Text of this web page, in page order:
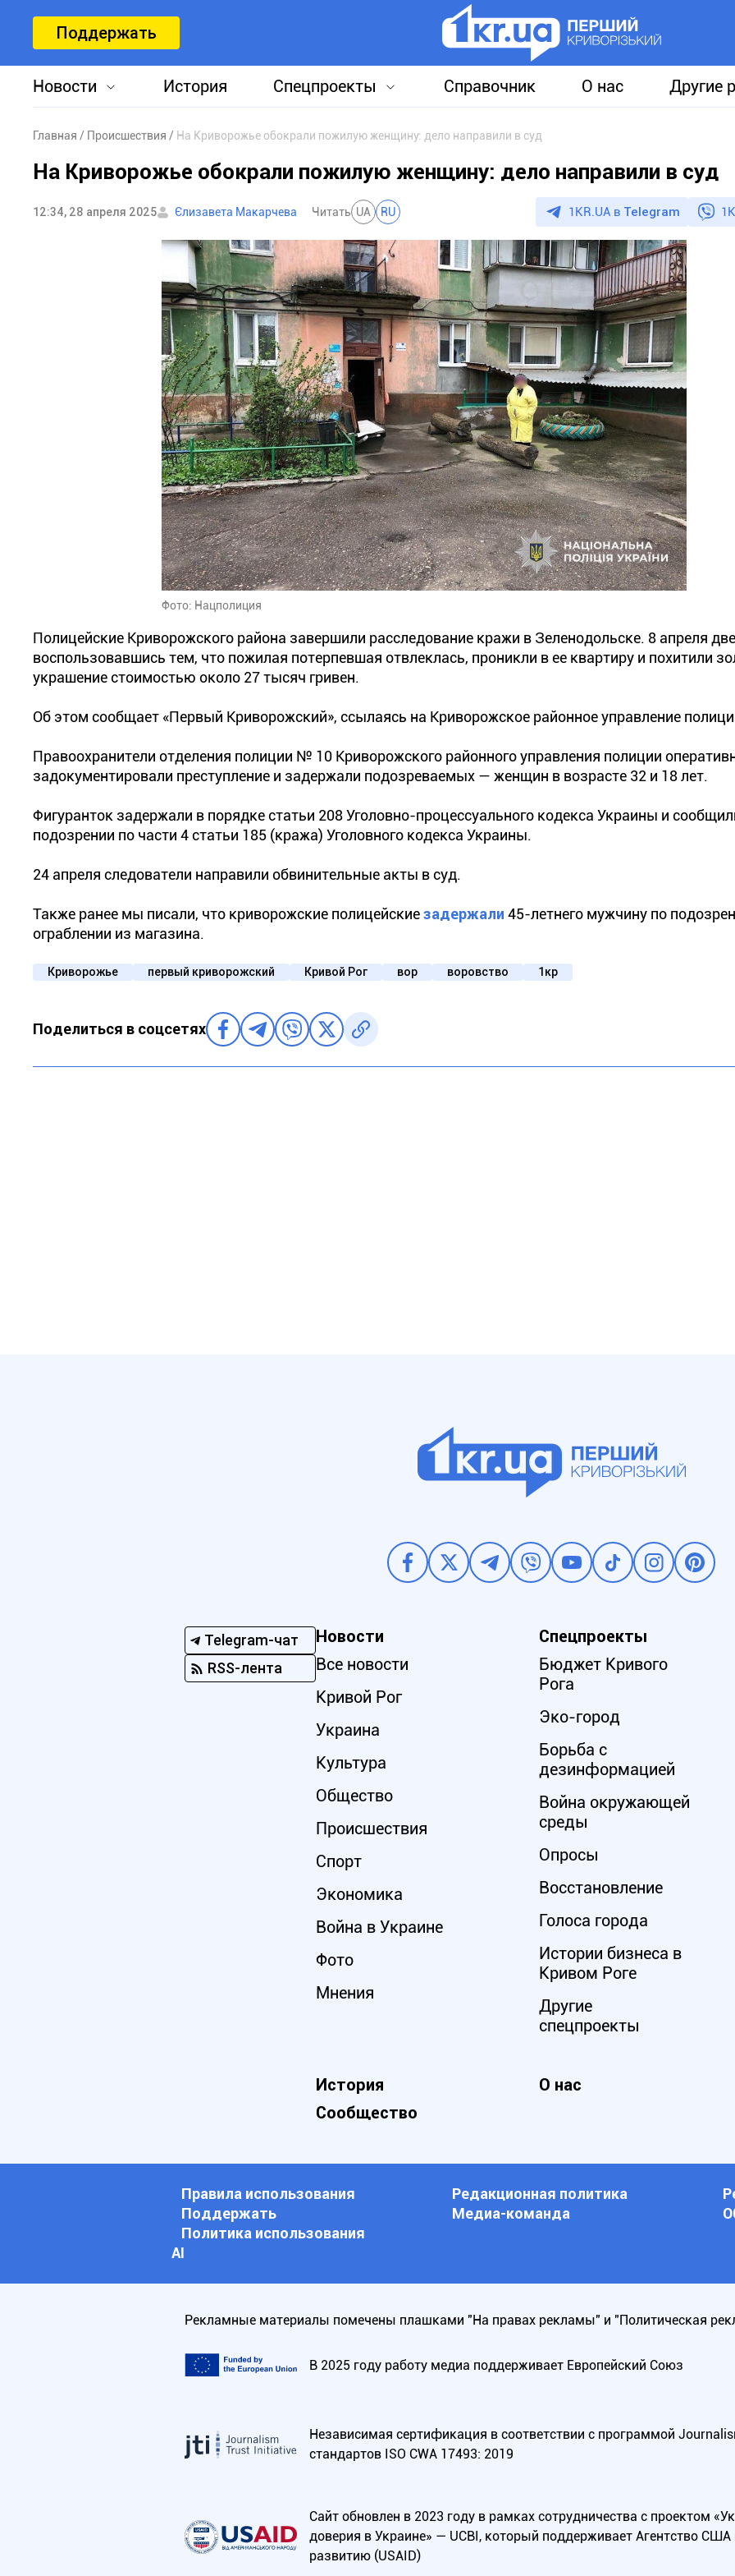
Поддержать
Новости История Спецпроекты Справочник О нас Другие
Главная Происшествия На Криворожье обокрали пожилую женщину: дело направили в суд
На Криворожье обокрали пожилую женщину: дело направили в суд
12:34, 28 апреля 2025 Єлизавета Макарчева Читать UA RU 1KR.UA в Telegram
Фото: Нацполиция
Полицейские Криворожского района завершили расследование кражи в Зеленодольске. 8 апреля
воспользовавшись тем, что пожилая потерпевшая отвлеклась, проникли в ее квартиру и похитили
украшение стоимостью около 27 тысяч гривен.
Об этом сообщает «Первый Криворожский», ссылаясь на Криворожское районное управление
Правоохранители отделения полиции № 10 Криворожского районного управления полиции
задокументировали преступление и задержали подозреваемых — женщин в возрасте 32 и 18 лет.
Фигуранток задержали в порядке статьи 208 Уголовно-процессуального кодекса Украины и
подозрении по части 4 статьи 185 (кража) Уголовного кодекса Украины.
24 апреля следователи направили обвинительные акты в суд.
Также ранее мы писали, что криворожские полицейскиезадержали 45-летнего мужчину по
ограблении из магазина.
Криворожье первый криворожский Кривой Рог вор воровство 1кр
Поделиться в соцсетях
Telegram-чат
RSS-лента
Новости
Все новости
Кривой Рог
Украина
Культура
Общество
Происшествия
Спорт
Экономика
Война в Украине
Фото
Мнения
Спецпроекты
Бюджет Кривого
Рога
Эко-город
Борьба с
дезинформацией
Война окружающей
среды
Опросы
Восстановление
Голоса города
Истории бизнеса в
Кривом Роге
Другие
спецпроекты
История О нас
Сообщество
Правила использования Редакционная политика
Поддержать
Медиа-команда
Политика использования
АI
Рекламные материалы помечены плашками "На правах рекламы" и "Политическая
В 2025 году работу медиа поддерживает Европейский Союз
Независимая сертификация в соответствии с программой
стандартов ISO CWA 17493: 2019
Сайт обновлен в 2023 году в рамках сотрудничества с проектом
доверия в Украине» — UCBI, который поддерживает Агентство
развитию (USAID)